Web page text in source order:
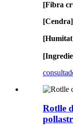
[Fibra
consulta
Rotlle